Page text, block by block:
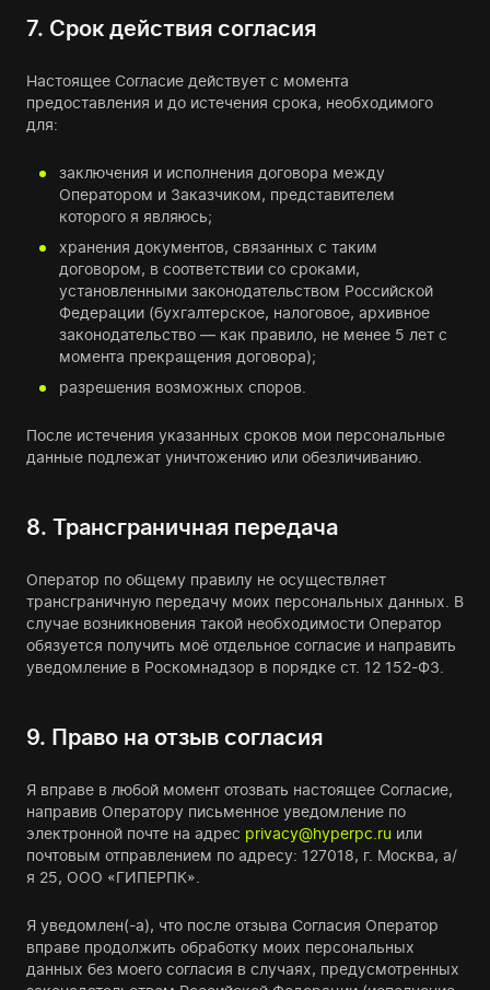
7. Срок действия согласия
Настоящее Согласие действует с момента
предоставления и до истечения срока, необходимого
для:
заключения и исполнения договора между
Оператором и Заказчиком, представителем
которого я являюсь;
хранения документов, связанных с таким
договором, в соответствии со сроками,
установленными законодательством Российской
Федерации (бухгалтерское, налоговое, архивное
законодательство — как правило, не менее 5 лет с
момента прекращения договора);
разрешения возможных споров.
После истечения указанных сроков мои персональные
данные подлежат уничтожению или обезличиванию.
8. Трансграничная передача
Оператор по общему правилу не осуществляет
трансграничную передачу моих персональных данных. В
случае возникновения такой необходимости Оператор
обязуется получить моё отдельное согласие и направить
уведомление в Роскомнадзор в порядке ст. 12 152-ФЗ.
9. Право на отзыв согласия
Я вправе в любой момент отозвать настоящее Согласие,
направив Оператору письменное уведомление по
электронной почте на адрес privacy@hyperpc.ru или
почтовым отправлением по адресу: 127018, г. Москва, а/
я 25, ООО «ГИПЕРПК».
Я уведомлен(-а), что после отзыва Согласия Оператор
вправе продолжить обработку моих персональных
данных без моего согласия в случаях, предусмотренных